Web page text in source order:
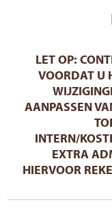
LET OP:
VOORDAT U
AANPASSEN
INTERN/
EXTRA
HIERVOOR